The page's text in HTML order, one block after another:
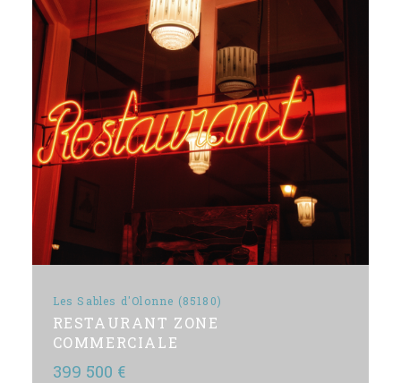
Les Sables d'Olonne (85180)
RESTAURANT ZONE
COMMERCIALE
399 500 €